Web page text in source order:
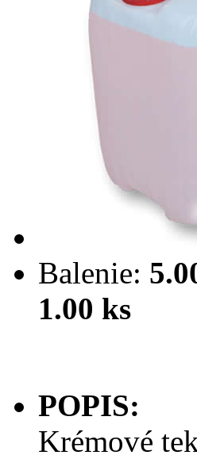
Balenie:
1.00 ks
POPIS:
Krémové